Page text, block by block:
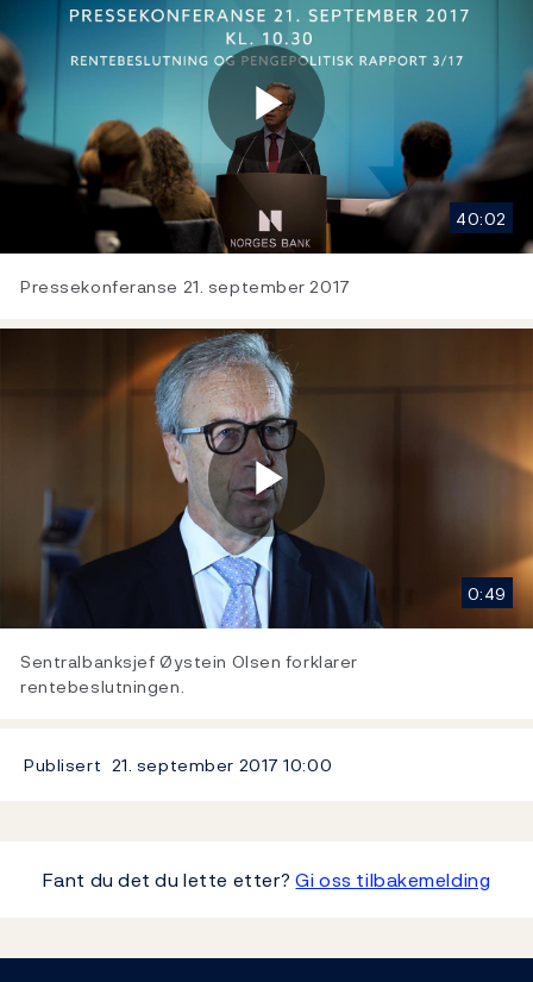
Play
Video
40:02
Pressekonferanse 21. september 2017
Play
Video
0:49
Sentralbanksjef Øystein Olsen forklarer
rentebeslutningen.
Publisert 21. september 201710:00
Fant du det du lette etter?Gi oss tilbakemelding